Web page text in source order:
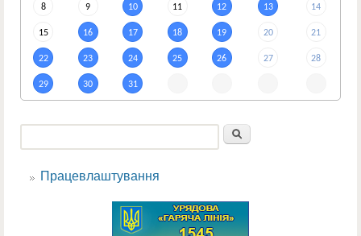
8 9 10 11 12 13 14
15 16 17 18 19 20 21
22 23 24 25 26 27 28
29 30 31
Пошукова форма
Працевлаштування